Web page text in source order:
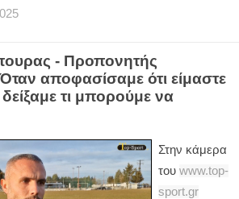
- Προπονητής
αποφασίσαμε ότι είμαστε
τι μπορούμε να
Στην κάμερα
του www.top-
sport.gr